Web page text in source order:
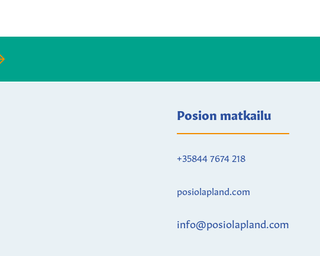
Posion matkailu
+35844 7674 218
posiolapland.com
info@posiolapland.com